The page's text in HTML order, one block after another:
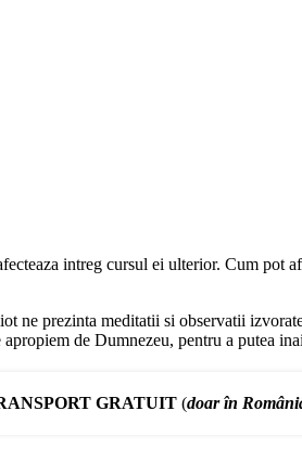
intreg cursul ei ulterior. Cum pot
ne prezinta meditatii si observatii
de Dumnezeu, pentru a putea
GRATUIT (doar în